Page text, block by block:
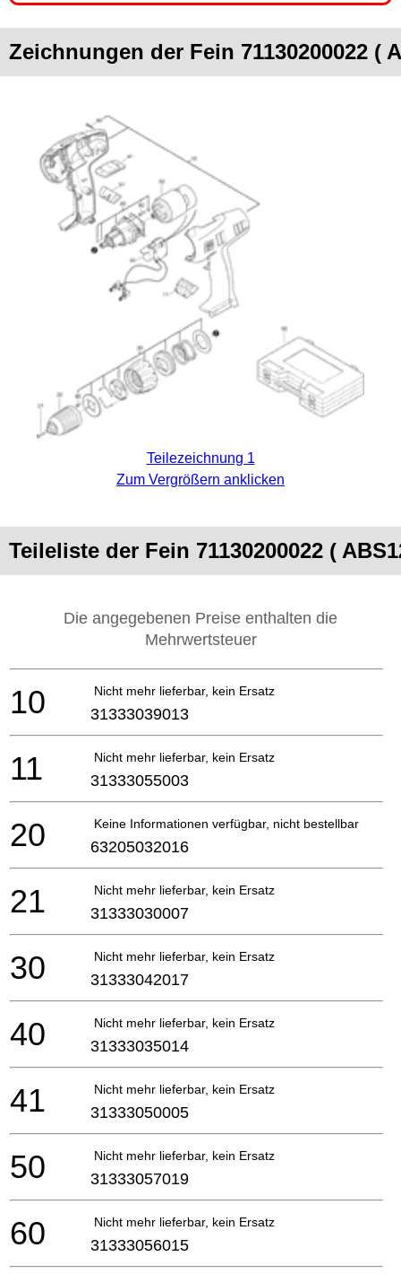
Zeichnungen der Fein 71130200022 (
Teilezeichnung 1
Zum Vergrößern anklicken
Teileliste der Fein 71130200022 (
Die angegebenen Preise enthalten die
Mehrwertsteuer
Nicht mehr lieferbar, kein Ersatz
10 31333039013
Nicht mehr lieferbar, kein Ersatz
11 31333055003
Keine Informationen verfügbar, nicht bestellbar
20 63205032016
Nicht mehr lieferbar, kein Ersatz
21 31333030007
Nicht mehr lieferbar, kein Ersatz
30 31333042017
Nicht mehr lieferbar, kein Ersatz
40 31333035014
Nicht mehr lieferbar, kein Ersatz
41 31333050005
Nicht mehr lieferbar, kein Ersatz
50 31333057019
Nicht mehr lieferbar, kein Ersatz
60 31333056015